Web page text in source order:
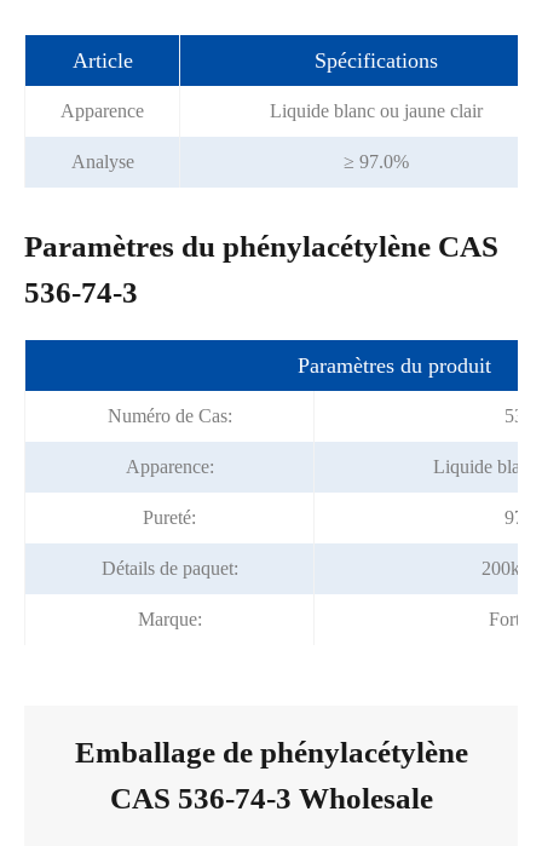
Article Spécifications
Apparence Liquide blanc ou jaune clair
Analyse ≥ 97.0%
Paramètres du phénylacétylène CAS
536-74-3
Paramètres du produit
Numéro de Cas:
Apparence: Liquide blanc
Pureté:
Détails de paquet: 200kg/
Marque:
Emballage de phénylacétylène
CAS 536-74-3 Wholesale